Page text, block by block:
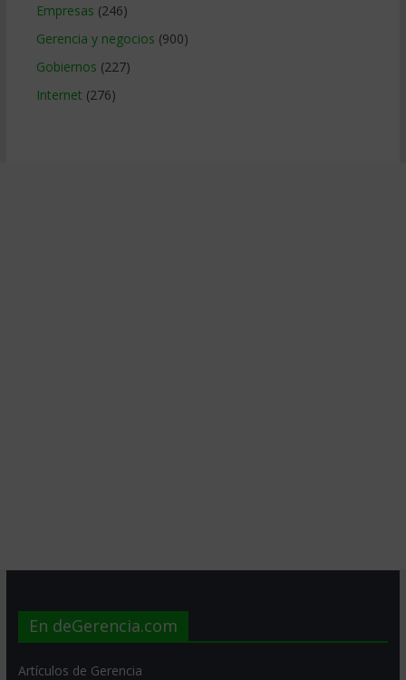
Empresas (246)
Gerencia y negocios (900)
Gobiernos (227)
Internet (276)
En deGerencia.com
Artículos de Gerencia